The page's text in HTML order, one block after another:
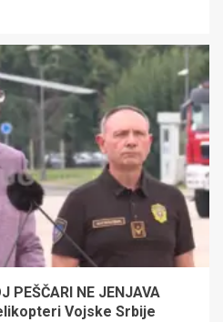
PEŠČARI NE JENJAVA
Vojske Srbije